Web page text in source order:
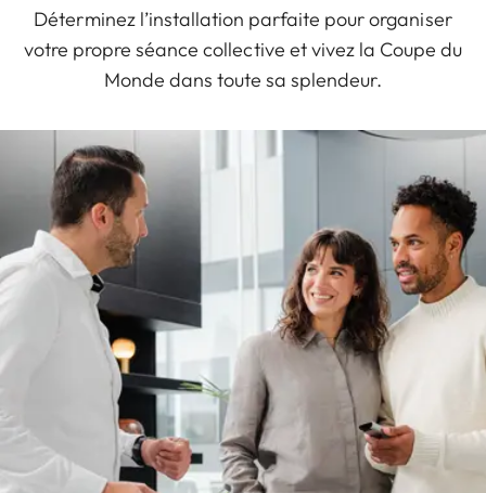
Déterminez l’installation parfaite pour organiser
votre propre séance collective et vivez la Coupe du
Monde dans toute sa splendeur.